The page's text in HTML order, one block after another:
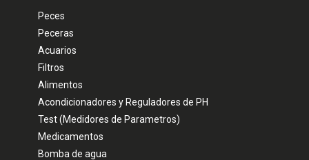
Peces
Peceras
Acuarios
Filtros
Alimentos
Acondicionadores y Reguladores de PH
Test (Medidores de Parametros)
Medicamentos
Bomba de agua